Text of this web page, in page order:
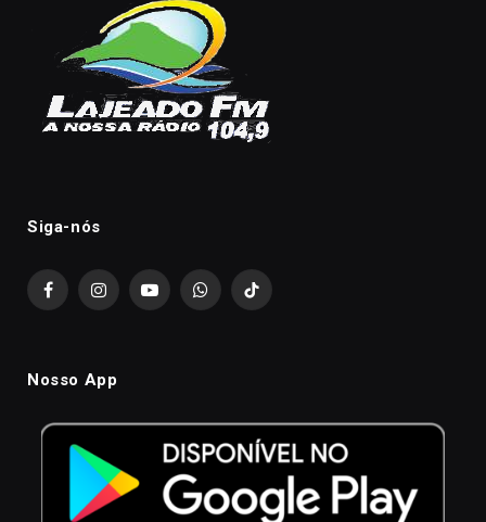
Siga-nós
FacebookInstagramYouTubeWhatsAppTikTok
Nosso App